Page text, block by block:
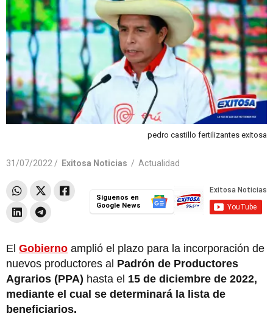
pedro castillo fertilizantes exitosa
31/07/2022 / Exitosa Noticias / Actualidad
Síguenos en
Google News
El Gobierno amplió el plazo para la incorporación de
nuevos productores al Padrón de Productores
Agrarios (PPA) hasta el 15 de diciembre de 2022,
mediante el cual se determinará la lista de
beneficiarios.